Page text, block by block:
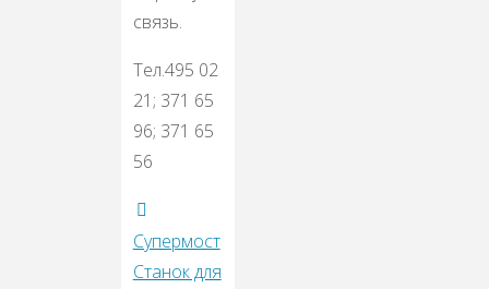
связь.
Тел.495 02
21; 371 65
96; 371 65
56
Супермост
Станок для